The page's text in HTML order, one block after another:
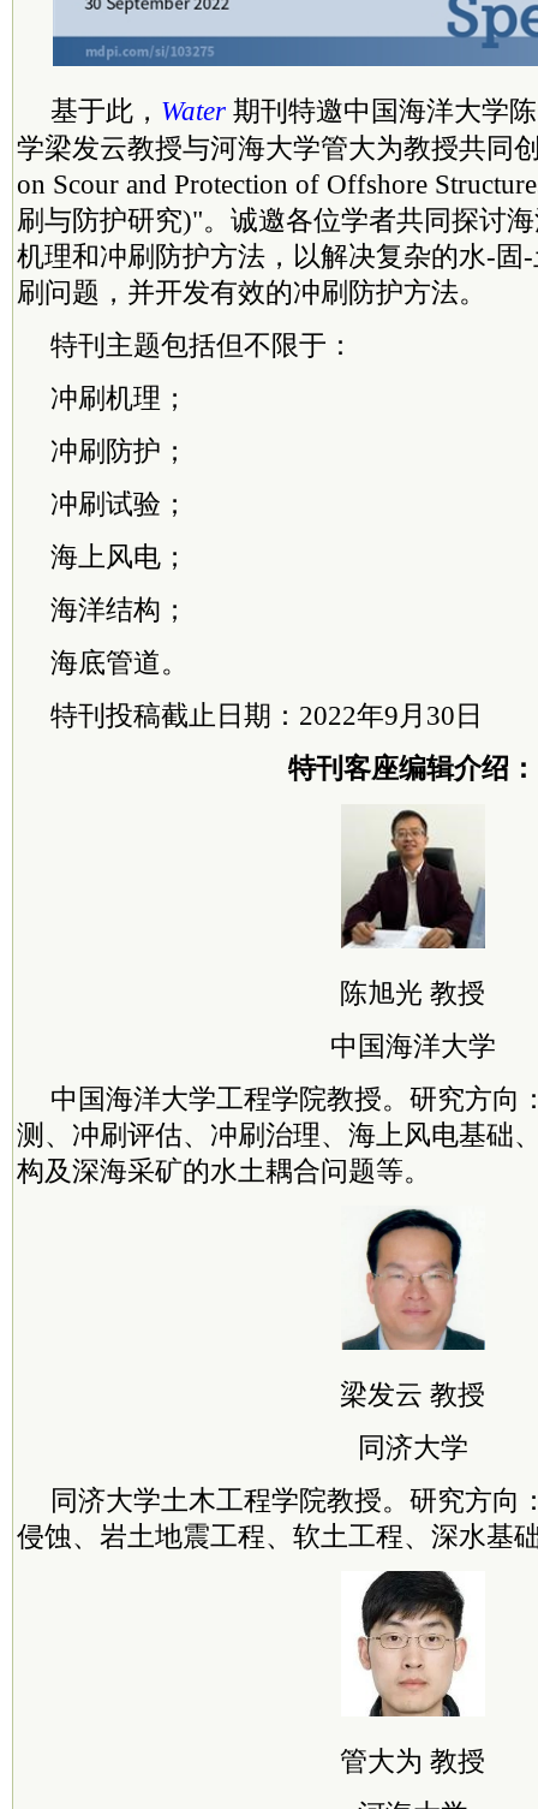
基于此， Water 期刊特邀中国海洋大学
学梁发云教授与河海大学管大为教授共同
on Scour and Protection of Offshore
刷与防护研究)"。诚邀各位学者共同探讨
机理和冲刷防护方法，以解决复杂的水-固
刷问题，并开发有效的冲刷防护方法。
特刊主题包括但不限于：
冲刷机理；
冲刷防护；
冲刷试验；
海上风电；
海洋结构；
海底管道。
特刊投稿截止日期：2022年9月30日
特刊客座编辑介绍：
陈旭光 教授
中国海洋大学
中国海洋大学工程学院教授。研究方向
测、冲刷评估、冲刷治理、海上风电基础
构及深海采矿的水土耦合问题等。
梁发云 教授
同济大学
同济大学土木工程学院教授。研究方向
侵蚀、岩土地震工程、软土工程、深水基
管大为 教授